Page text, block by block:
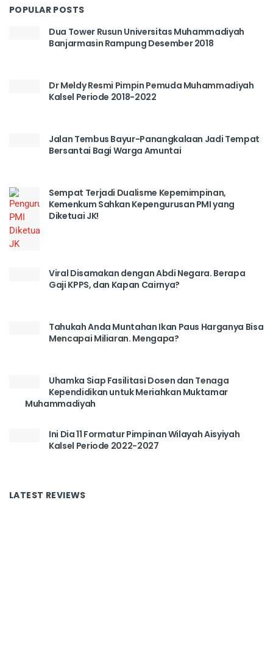
POPULAR POSTS
Dua Tower Rusun Universitas Muhammadiyah
Banjarmasin Rampung Desember 2018
Dr Meldy Resmi Pimpin Pemuda Muhammadiyah
Kalsel Periode 2018-2022
Jalan Tembus Bayur-Panangkalaan Jadi Tempat
Bersantai Bagi Warga Amuntai
Sempat Terjadi Dualisme Kepemimpinan,
Kemenkum Sahkan Kepengurusan PMI yang
Diketuai JK!
Viral Disamakan dengan Abdi Negara. Berapa
Gaji KPPS, dan Kapan Cairnya?
Tahukah Anda Muntahan Ikan Paus Harganya Bisa
Mencapai Miliaran. Mengapa?
Uhamka Siap Fasilitasi Dosen dan Tenaga
Kependidikan untuk Meriahkan Muktamar
Muhammadiyah
Ini Dia 11 Formatur Pimpinan Wilayah Aisyiyah
Kalsel Periode 2022-2027
LATEST REVIEWS